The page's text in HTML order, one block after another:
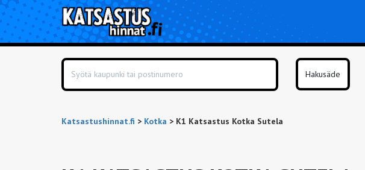
Katsastushinnat.fi > Kotka > K1 Katsastus Kotka Sutela